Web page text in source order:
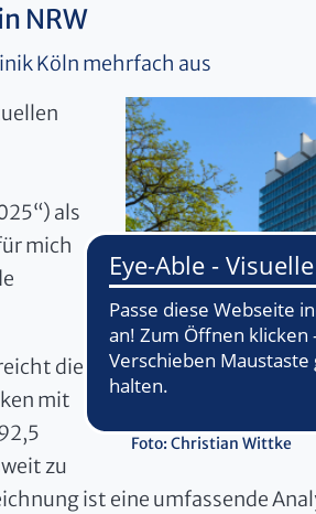
NRW
Köln mehrfach aus
Foto: Christian Wittke
als
mich
die
mit
zu
ist eine umfassende